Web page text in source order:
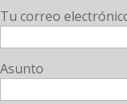
Tu correo
Asunto